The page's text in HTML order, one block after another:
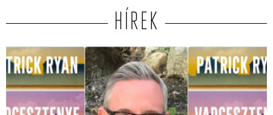
HÍREK